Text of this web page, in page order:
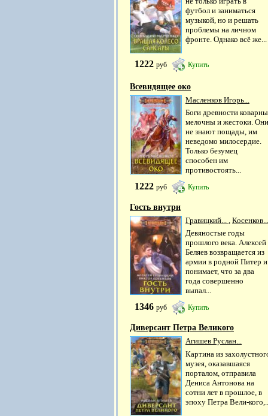
футбол и заниматься
музыкой, но и решать
проблемы на личном
фронте. Однако всё же...
1222 руб Купить
Всевидящее око
Масленков Игорь...
Боги древности
мелочны и жестоки. Они
не знают пощады, им
неведомо милосердие.
Только безумец
способен им
противостоять...
1222 руб Купить
Гость внутри
Гравицкий... , Косенков...
Девяностые годы
прошлого века. Алексей
Беляев возвращается из
армии в родной Питер и
понимает, что за два
года совершенно
выпал...
1346 руб Купить
Диверсант Петра Великого
Агишев Руслан...
Картина из
музея, оказавшаяся
порталом, отправила
Дениса Антонова на
сотни лет в прошлое, в
эпоху Петра Вели-